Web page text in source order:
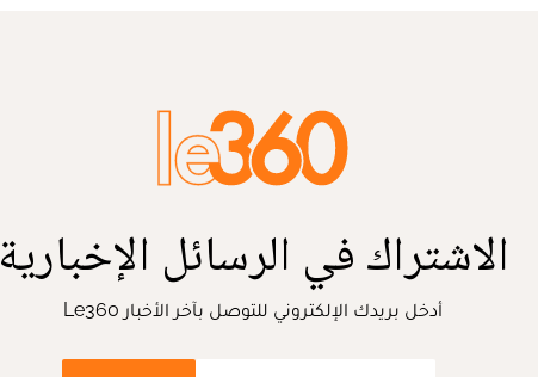
الاشتراك في الرسائل الإخبارية
أدخل بريدك الإلكتروني للتوصل بآخر الأخبار Le360